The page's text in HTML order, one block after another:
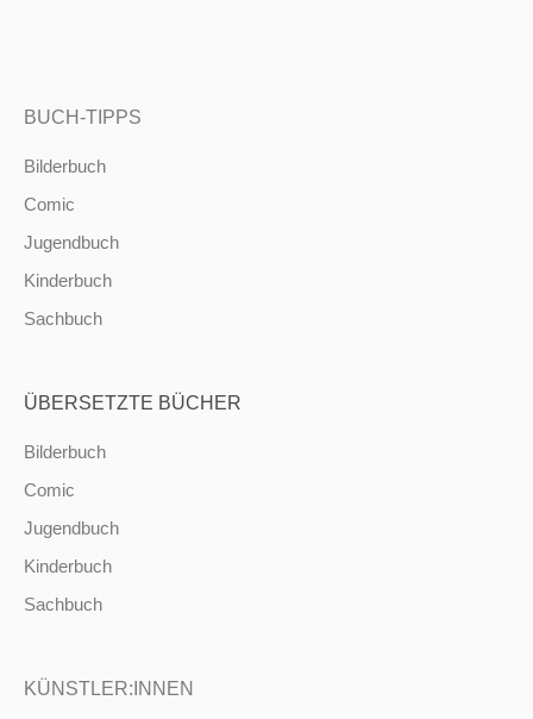
BUCH-TIPPS
Bilderbuch
Comic
Jugendbuch
Kinderbuch
Sachbuch
ÜBERSETZTE BÜCHER
Bilderbuch
Comic
Jugendbuch
Kinderbuch
Sachbuch
KÜNSTLER:INNEN